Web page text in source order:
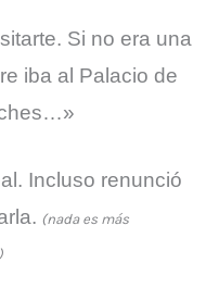
Si no era una
iba al Palacio de
Incluso renunció
(nada es más